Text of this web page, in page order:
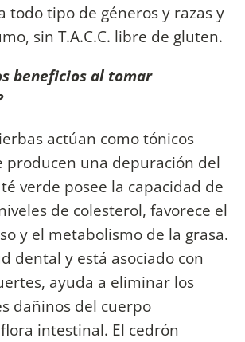
todo tipo de géneros y razas y
sin T.A.C.C. libre de gluten.
beneficios al tomar
actúan como tónicos
producen una depuración del
verde posee la capacidad de
de colesterol, favorece el
y el metabolismo de la grasa.
dental y está asociado con
ayuda a eliminar los
dañinos del cuerpo
intestinal. El cedrón